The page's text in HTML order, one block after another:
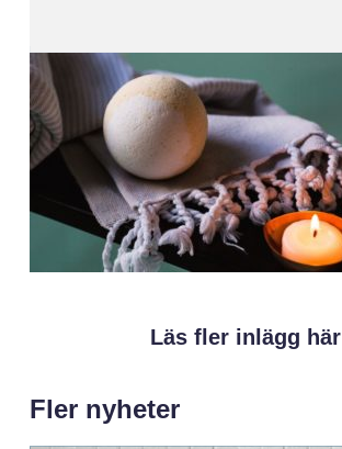
Läs fler inlägg här
Fler nyheter